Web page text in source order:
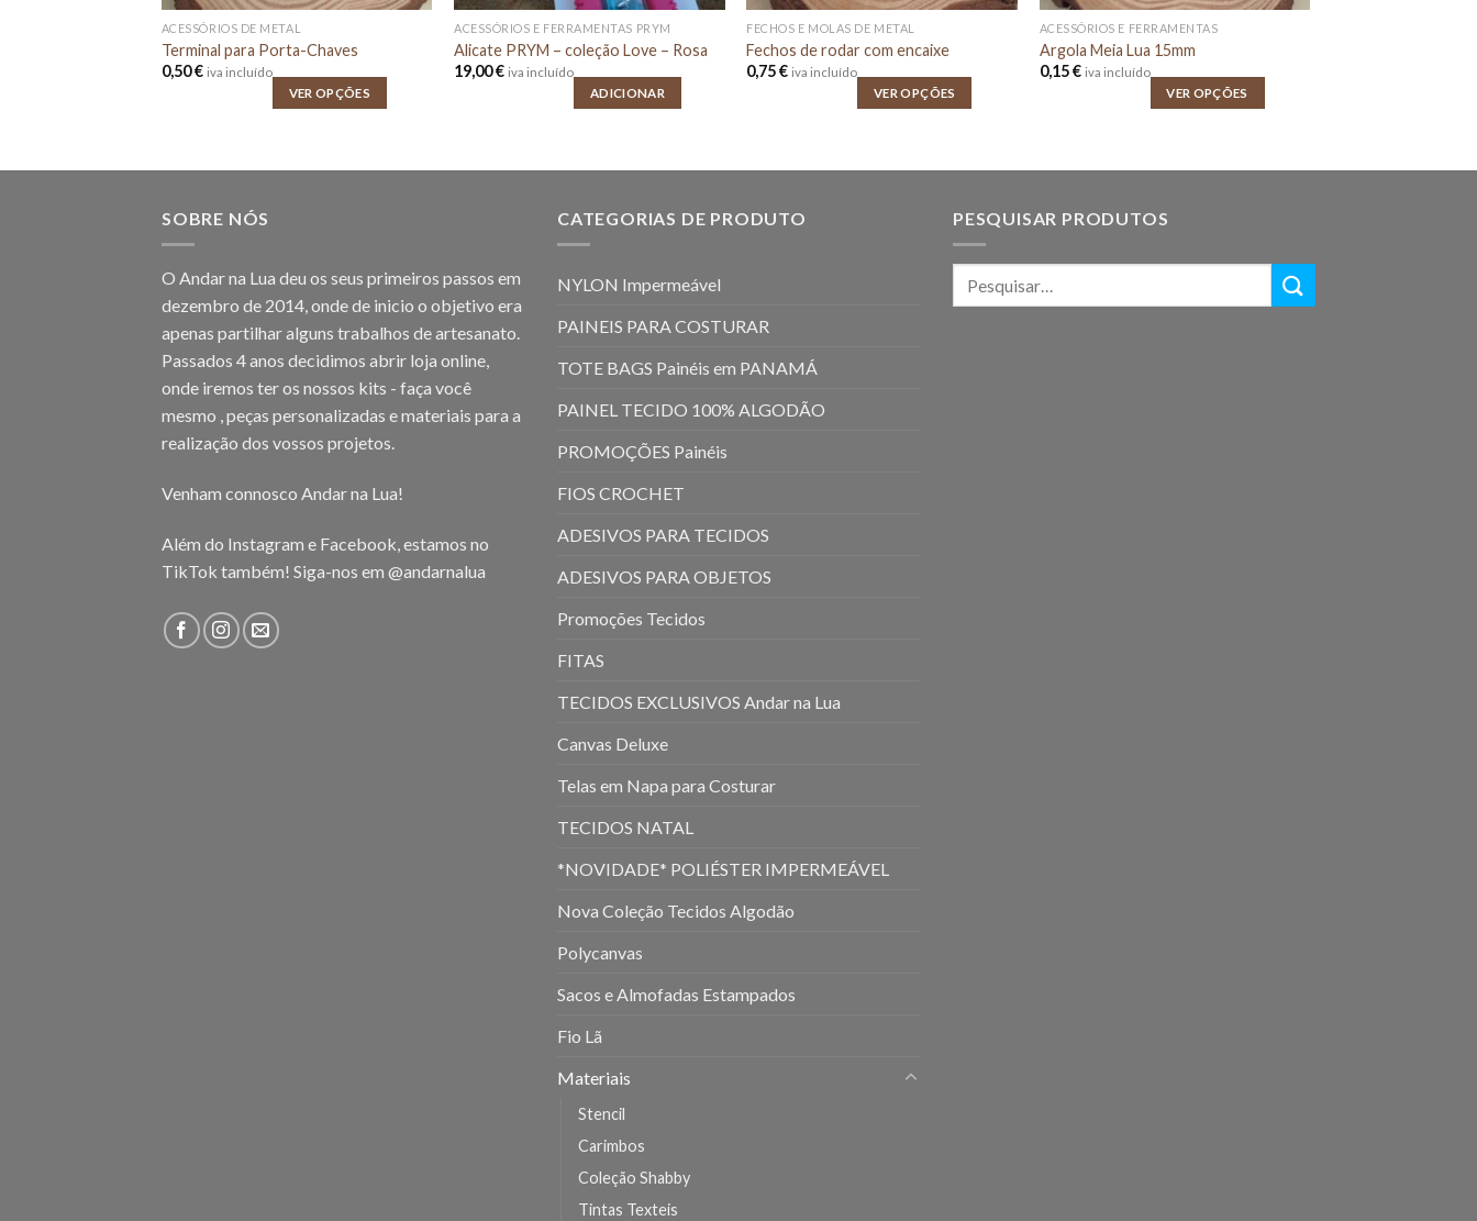
ACESSÓRIOS DE METAL
Terminal para Porta-Chaves
0,50€ iva incluído
VER OPÇÕES
ACESSÓRIOS E FERRAMENTAS PRYM
Alicate PRYM – coleção Love – Rosa
19,00€ iva incluído
ADICIONAR
FECHOS E MOLAS DE METAL
Fechos de rodar com encaixe
0,75€ iva incluído
VER OPÇÕES
ACESSÓRIOS E FERRAMENTAS
Argola Meia Lua 15mm
0,15€ iva incluído
VER OPÇÕES
SOBRE NÓS
O Andar na Lua deu os seus primeiros passos em
dezembro de 2014, onde de inicio o objetivo era
apenas partilhar alguns trabalhos de artesanato.
Passados 4 anos decidimos abrir loja online,
onde iremos ter os nossos kits - faça você
mesmo , peças personalizadas e materiais para a
realização dos vossos projetos.
Venham connosco Andar na Lua!
Além do Instagram e Facebook, estamos no
TikTok também! Siga-nos em @andarnalua
CATEGORIAS DE PRODUTO
NYLON Impermeável
PAINEIS PARA COSTURAR
TOTE BAGS Painéis em PANAMÁ
PAINEL TECIDO 100% ALGODÃO
PROMOÇÕES Painéis
FIOS CROCHET
ADESIVOS PARA TECIDOS
ADESIVOS PARA OBJETOS
Promoções Tecidos
FITAS
TECIDOS EXCLUSIVOS Andar na Lua
Canvas Deluxe
Telas em Napa para Costurar
TECIDOS NATAL
*NOVIDADE* POLIÉSTER IMPERMEÁVEL
Nova Coleção Tecidos Algodão
Polycanvas
Sacos e Almofadas Estampados
Fio Lã
Materiais
Stencil
Carimbos
Coleção Shabby
Tintas Texteis
PESQUISAR PRODUTOS